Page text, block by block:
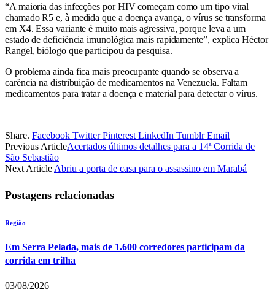
“A maioria das infecções por HIV começam como um tipo viral
chamado R5 e, à medida que a doença avança, o vírus se transforma
em X4. Essa variante é muito mais agressiva, porque leva a um
estado de deficiência imunológica mais rapidamente”, explica Héctor
Rangel, biólogo que participou da pesquisa.
O problema ainda fica mais preocupante quando se observa a
carência na distribuição de medicamentos na Venezuela. Faltam
medicamentos para tratar a doença e material para detectar o vírus.
Share. Facebook Twitter Pinterest LinkedIn Tumblr Email
Previous ArticleAcertados últimos detalhes para a 14ª Corrida de
São Sebastião
Next Article Abriu a porta de casa para o assassino em Marabá
Postagens relacionadas
Região
Em Serra Pelada, mais de 1.600 corredores participam da
corrida em trilha
03/08/2026